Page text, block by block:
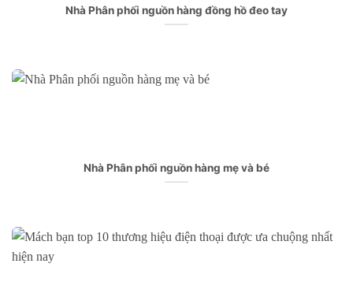
Nhà Phân phối nguồn hàng đồng hồ đeo tay
Nhà Phân phối nguồn hàng mẹ và bé